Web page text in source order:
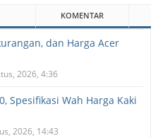
KOMENTAR
dan Harga Acer
2026, 4:36
Spesifikasi Wah Harga Kaki
2026, 14:43